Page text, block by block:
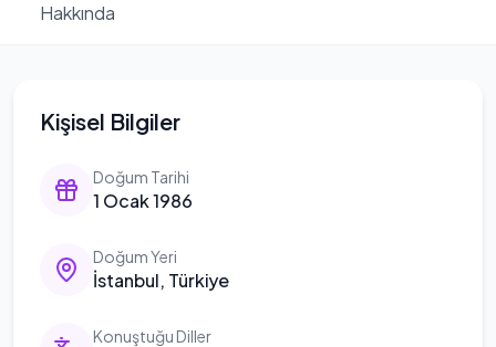
Hakkında
Kişisel Bilgiler
Doğum Tarihi
1 Ocak 1986
Doğum Yeri
İstanbul, Türkiye
Konuştuğu Diller